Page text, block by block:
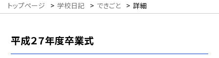
トップページ > 学校日記 > できごと > 詳細
平成２７年度卒業式